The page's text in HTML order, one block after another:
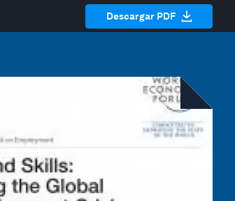
Descargar PDF